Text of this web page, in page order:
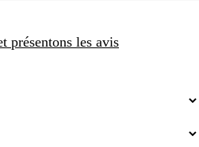
présentons les avis